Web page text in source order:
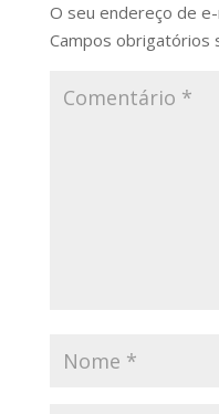
O seu endereço de
Campos obrigatórios